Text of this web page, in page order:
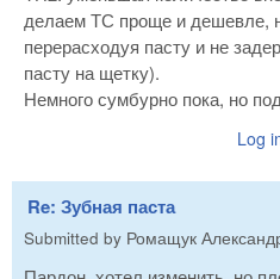
делаем ТС проще и дешевле,
перерасходуя пасту и не
пасту на щетку).
Немного сумбурно пока, но
Log
Re: Зубная паста
Submitted by Ромащук